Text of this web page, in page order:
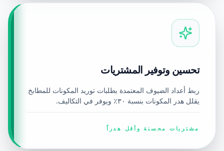
تحسين وتوفير المشتريات
ربط أعداد الضيوف المعتمدة بطلبات توريد المكونات للمطابخ
يقلل هدر المكونات بنسبة ٣٠٪ ويوفر في التكاليف.
مشتريات محسنة وأقل هدراً